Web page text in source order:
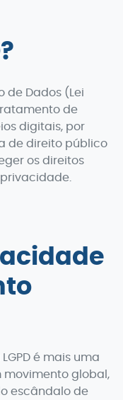
de Dados (Lei
de
digitais, por
de direito público
os direitos
é mais uma
movimento global,
escândalo de